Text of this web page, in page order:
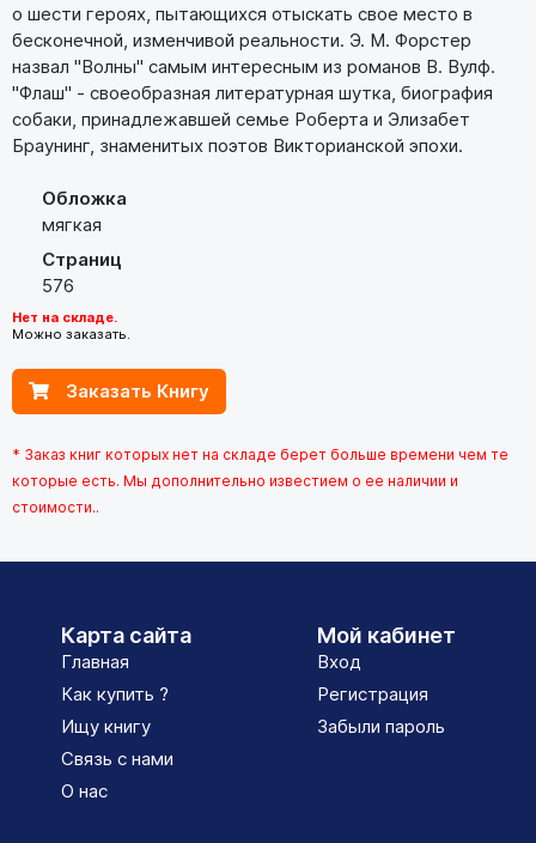
о шести героях, пытающихся отыскать свое место в
бесконечной, изменчивой реальности. Э. М. Форстер
назвал "Волны" самым интересным из романов В. Вулф.
"Флаш" - своеобразная литературная шутка, биография
собаки, принадлежавшей семье Роберта и Элизабет
Браунинг, знаменитых поэтов Викторианской эпохи.
Обложка
мягкая
Страниц
576
Нет на складе.
Можно заказать.
Заказать Книгу
* Заказ книг которых нет на складе берет больше времени чем те
которые есть. Мы дополнительно известием о ее наличии и
стоимости..
Карта сайта
Главная
Как купить ?
Ищу книгу
Связь с нами
О нас
Мой кабинет
Вход
Регистрация
Забыли пароль